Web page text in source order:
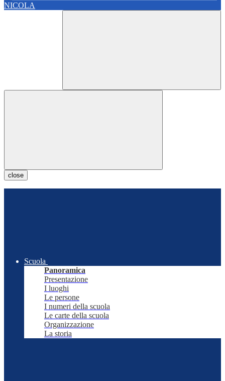
close
Scuola
Panoramica
Presentazione
I luoghi
Le persone
I numeri della scuola
Le carte della scuola
Organizzazione
La storia